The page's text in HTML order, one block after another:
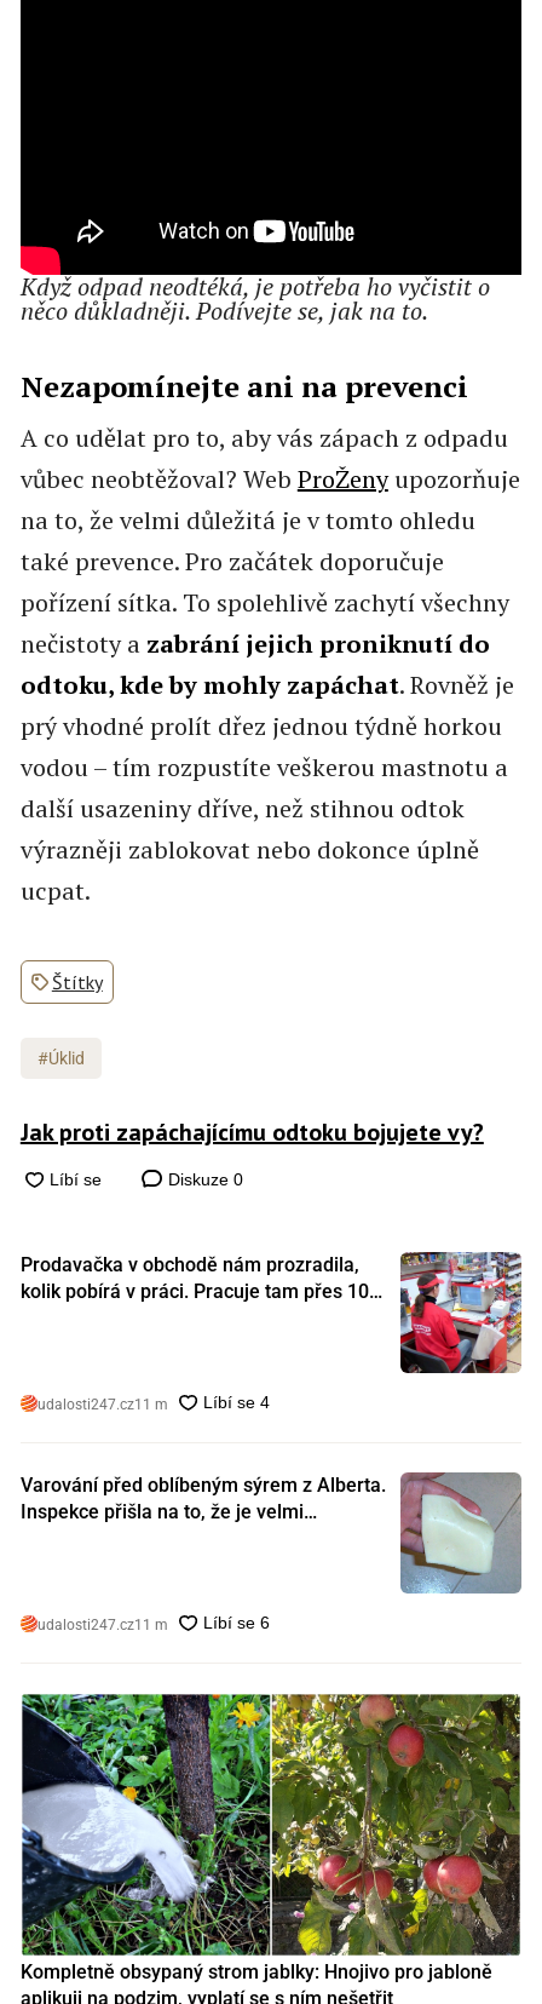
Když odpad neodtéká, je potřeba ho vyčistit o
něco důkladněji. Podívejte se, jak na to.
Nezapomínejte ani na prevenci
A co udělat pro to, aby vás zápach z odpadu
vůbec neobtěžoval? Web ProŽenyupozorňuje
na to, že velmi důležitá je v tomto ohledu
také prevence. Pro začátek doporučuje
pořízení sítka. To spolehlivě zachytí všechny
nečistoty a zabrání jejich proniknutí do
odtoku, kde by mohly zapáchat. Rovněž je
prý vhodné prolít dřez jednou týdně horkou
vodou – tím rozpustíte veškerou mastnotu a
další usazeniny dříve, než stihnou odtok
výrazněji zablokovat nebo dokonce úplně
ucpat.
Štítky
#Úklid
Jak proti zapáchajícímu odtoku bojujete vy?
Diskuze 0
Prodavačka v obchodě nám prozradila,
kolik pobírá v práci. Pracuje tam přes 10
udalosti247.cz11 m
Varování před oblíbeným sýrem z Alberta.
Inspekce přišla na to, že je velmi
udalosti247.cz11 m
Kompletně obsypaný strom jablky: Hnojivo pro jabloně
aplikuji na podzim, vyplatí se s ním nešetřit